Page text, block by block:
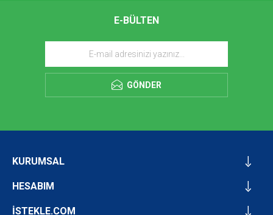
E-BÜLTEN
GÖNDER
KURUMSAL
HESABIM
İSTEKLE.COM